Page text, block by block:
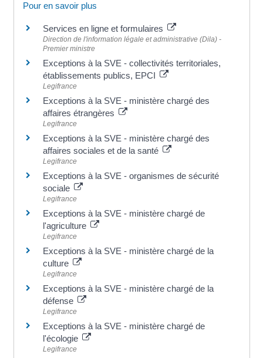
Pour en savoir plus
Services en ligne et formulaires
Direction de l'information légale et administrative (Dila) -
Premier ministre
Exceptions à la SVE - collectivités territoriales,
établissements publics, EPCI
Legifrance
Exceptions à la SVE - ministère chargé des
affaires étrangères
Legifrance
Exceptions à la SVE - ministère chargé des
affaires sociales et de la santé
Legifrance
Exceptions à la SVE - organismes de sécurité
sociale
Legifrance
Exceptions à la SVE - ministère chargé de
l'agriculture
Legifrance
Exceptions à la SVE - ministère chargé de la
culture
Legifrance
Exceptions à la SVE - ministère chargé de la
défense
Legifrance
Exceptions à la SVE - ministère chargé de
l'écologie
Legifrance